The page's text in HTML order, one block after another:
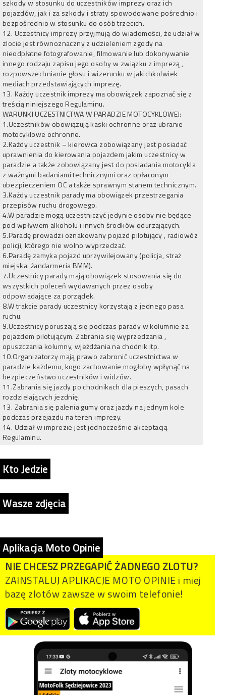
szkody w stosunku do uczestników imprezy oraz ich
pojazdów, jak i za szkody i straty spowodowane pośrednio i
bezpośrednio w stosunku do osób trzecich.
12. Uczestnicy imprezy przyjmują do wiadomości, że udział w
zlocie jest równoznaczny z udzieleniem zgody na
nieodpłatne fotografowanie, filmowanie lub dokonywanie
innego rodzaju zapisu jego osoby w związku z imprezą ,
rozpowszechnianie głosu i wizerunku w jakichkolwiek
mediach przedstawiających imprezę.
13. Każdy uczestnik imprezy ma obowiązek zapoznać się z
treścią niniejszego Regulaminu.
WARUNKI UCZESTNICTWA W PARADZIE MOTOCYKLOWEJ:
1.Uczestników obowiązują kaski ochronne oraz ubranie
motocyklowe ochronne.
2.Każdy uczestnik – kierowca zobowiązany jest posiadać
uprawnienia do kierowania pojazdem jakim uczestnicy w
paradzie a także zobowiązany jest do posiadania motocykla
z ważnymi badaniami technicznymi oraz opłaconym
ubezpieczeniem OC a także sprawnym stanem technicznym.
3.Każdy uczestnik parady ma obowiązek przestrzegania
przepisów ruchu drogowego.
4.W paradzie mogą uczestniczyć jedynie osoby nie będące
pod wpływem alkoholu i innych środków odurzających.
5.Paradę prowadzi oznakowany pojazd pilotujący , radiowóz
policji, którego nie wolno wyprzedzać.
6.Paradę zamyka pojazd uprzywilejowany (policja, straż
miejska. żandarmeria BMM).
7.Uczestnicy parady mają obowiązek stosowania się do
wszystkich poleceń wydawanych przez osoby
odpowiadające za porządek.
8.W trakcie parady uczestnicy korzystają z jednego pasa
ruchu.
9.Uczestnicy poruszają się podczas parady w kolumnie za
pojazdem pilotującym. Zabrania się wyprzedzania ,
opuszczania kolumny, wjeżdżania na chodnik itp.
10.Organizatorzy mają prawo zabronić uczestnictwa w
paradzie każdemu, kogo zachowanie mogłoby wpłynąć na
bezpieczeństwo uczestników i widzów.
11.Zabrania się jazdy po chodnikach dla pieszych, pasach
rozdzielających jezdnię.
13. Zabrania się palenia gumy oraz jazdy na jednym kole
podczas przejazdu na teren imprezy.
14. Udział w imprezie jest jednocześnie akceptacją
Regulaminu.
Kto Jedzie
Wasze zdjęcia
Aplikacja Moto Opinie
NIE CHCESZ PRZEGAPIĆ ŻADNEGO ZLOTU?
ZAINSTALUJ APLIKACJE MOTO OPINIE i miej
bazę zlotów zawsze w swoim telefonie!